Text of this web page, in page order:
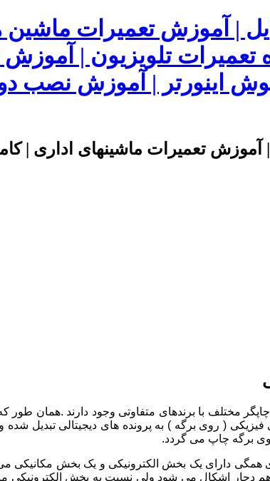
| آموزش تعمیرات
تعمیرات تلویزیون |
اینورتر | آموزش نصب
تعمیرات ماشینهای اداری |
مختلف با برندهای متفاوتی وجود دارند .همان
( روی برگه ) به پرونده های دیجیتالی تبدیل شده
همگی دارای یک بخش الکترونیکی و یک بخش مکانیکی
اشکال می شود ولی نسبت به بخش الکترونیکی